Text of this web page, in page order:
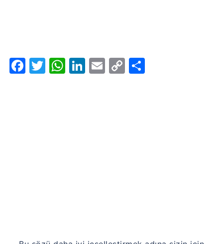
Facebook
Twitter
WhatsApp
LinkedIn
Email
Copy